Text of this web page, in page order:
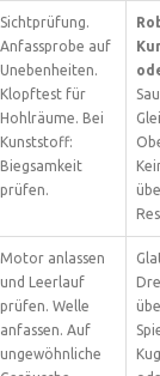
Sichtprüfung.
Anfassprobe auf
Unebenheiten.
Klopftest für
Hohlräume. Bei
Kunststoff:
Biegsamkeit
prüfen.
Motor anlassen
und Leerlauf
prüfen. Welle
anfassen. Auf
ungewöhnliche